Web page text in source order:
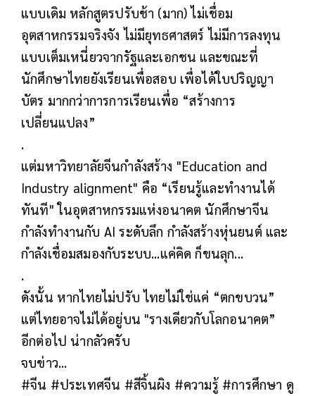
แบบเดิม หลักสูตรปรับช้า (มาก) ไม่เชื่อม
อุตสาหกรรมจริงจัง ไม่มียุทธศาสตร์ ไม่มีการลงทุน
แบบเต็มเหนี่ยวจากรัฐและเอกชน และขณะที่
นักศึกษาไทยยังเรียนเพื่อสอบ เพื่อได้ใบปริญญา
บัตร มากกว่าการการเรียนเพื่อ “สร้างการ
เปลี่ยนแปลง”
.
แต่มหาวิทยาลัยจีนกำลังสร้าง "Education and
Industry alignment" คือ “เรียนรู้และทำงานได้
ทันที" ในอุตสาหกรรมแห่งอนาคต นักศึกษาจีน
กำลังทำงานกับ AI ระดับลึก กำลังสร้างหุ่นยนต์ และ
กำลังเชื่อมสมองกับระบบ...แค่คิด ก็ขนลุก...
.
ดังนั้น หากไทยไม่ปรับ ไทยไม่ใช่แค่ “ตกขบวน”
แต่ไทยอาจไม่ได้อยู่บน "รางเดียวกับโลกอนาคต”
อีกต่อไป น่ากลัวครับ
จบข่าว...
#จีน #ประเทศจีน #สีจิ้นผิง #ความรู้ #การศึกษา ดู